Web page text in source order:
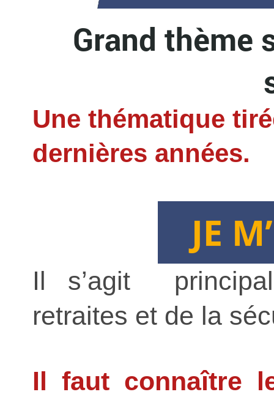
Grand thème
Une thématique
dernières années.
Il s’agit
retraites et de la
Il faut connaître